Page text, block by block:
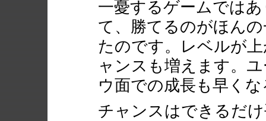
一憂するゲームでは
て、勝てるのがほん
たのです。レベルが
ャンスも増えます。
ウ面での成長も早く
チャンスはできるだ